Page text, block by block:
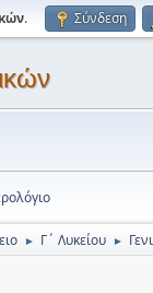
. Σύνδεση
► Γ΄ Λυκείου ►